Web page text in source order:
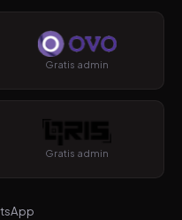
Gratis admin
Gratis admin